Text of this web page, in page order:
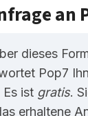
an
dieses
Pop7
ist gratis.
erhaltene